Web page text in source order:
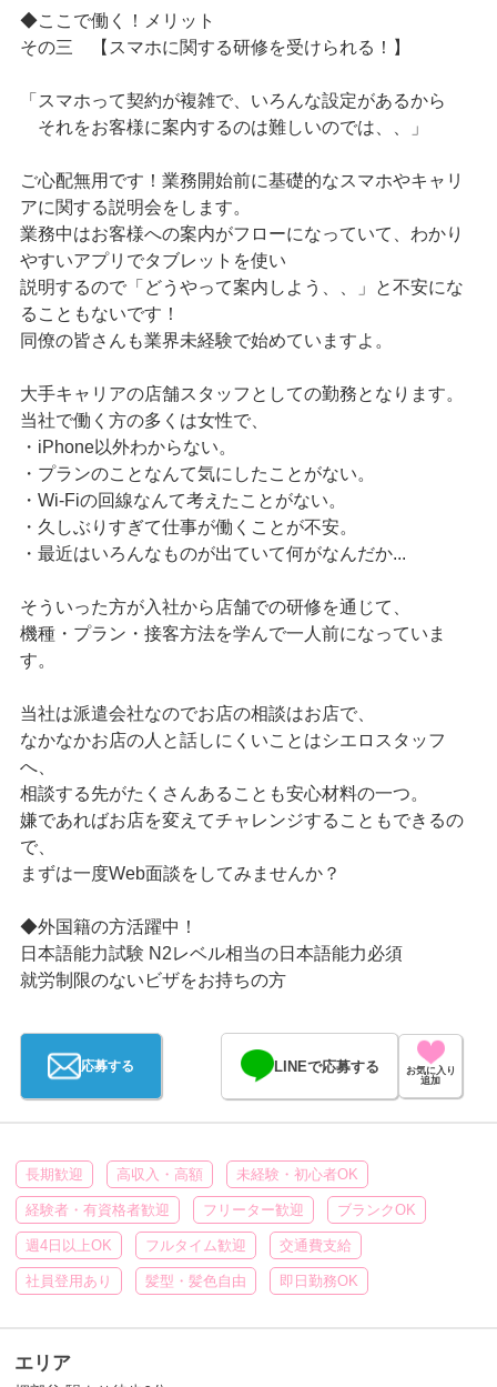
◆ここで働く！メリット
その三 【スマホに関する研修を受けられる！】
「スマホって契約が複雑で、いろんな設定があるから
それをお客様に案内するのは難しいのでは、、」
ご心配無用です！業務開始前に基礎的なスマホやキャリ
アに関する説明会をします。
業務中はお客様への案内がフローになっていて、わかり
やすいアプリでタブレットを使い
説明するので「どうやって案内しよう、、」と不安にな
ることもないです！
同僚の皆さんも業界未経験で始めていますよ。
大手キャリアの店舗スタッフとしての勤務となります。
当社で働く方の多くは女性で、
・iPhone以外わからない。
・プランのことなんて気にしたことがない。
・Wi-Fiの回線なんて考えたことがない。
・久しぶりすぎて仕事が働くことが不安。
・最近はいろんなものが出ていて何がなんだか...
そういった方が入社から店舗での研修を通じて、
機種・プラン・接客方法を学んで一人前になっていま
す。
当社は派遣会社なのでお店の相談はお店で、
なかなかお店の人と話しにくいことはシエロスタッフ
へ、
相談する先がたくさんあることも安心材料の一つ。
嫌であればお店を変えてチャレンジすることもできるの
で、
まずは一度Web面談をしてみませんか？
◆外国籍の方活躍中！
日本語能力試験 N2レベル相当の日本語能力必須
就労制限のないビザをお持ちの方
応募する LINEで応募する
お気に入り
追加
長期歓迎 高収入・高額 未経験・初心者OK
経験者・有資格者歓迎 フリーター歓迎 ブランクOK
週4日以上OK フルタイム歓迎 交通費支給
社員登用あり 髪型・髪色自由 即日勤務OK
エリア